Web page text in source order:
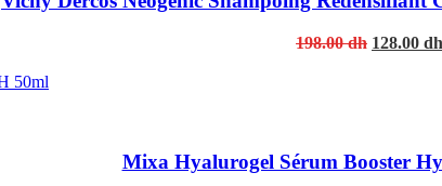
198.00dh Original
128.00 dh
Mixa Hyalurogel Sérum Booster